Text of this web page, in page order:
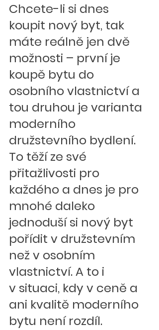
Chcete-li si dnes
koupit nový byt, tak
máte reálně jen dvě
možnosti – první je
koupě bytu do
osobního vlastnictví a
tou druhou je varianta
moderního
družstevního bydlení.
To těží ze své
přitažlivosti pro
každého a dnes je pro
mnohé daleko
jednoduší si nový byt
pořídit v družstevním
než v osobním
vlastnictví. A to i
v situaci, kdy v ceně a
ani kvalitě moderního
bytu není rozdíl.